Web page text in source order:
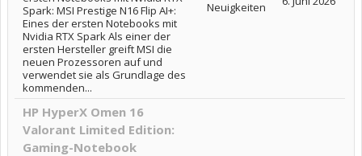
Spark: MSI Prestige N16 Flip AI+:
Eines der ersten Notebooks mit
Nvidia RTX Spark Als einer der
ersten Hersteller greift MSI die
neuen Prozessoren auf und
verwendet sie als Grundlage des
kommenden...
Neuigkeiten
HP HyperX Omen 16
Valorant Limited Edition:
Gaming-Notebook